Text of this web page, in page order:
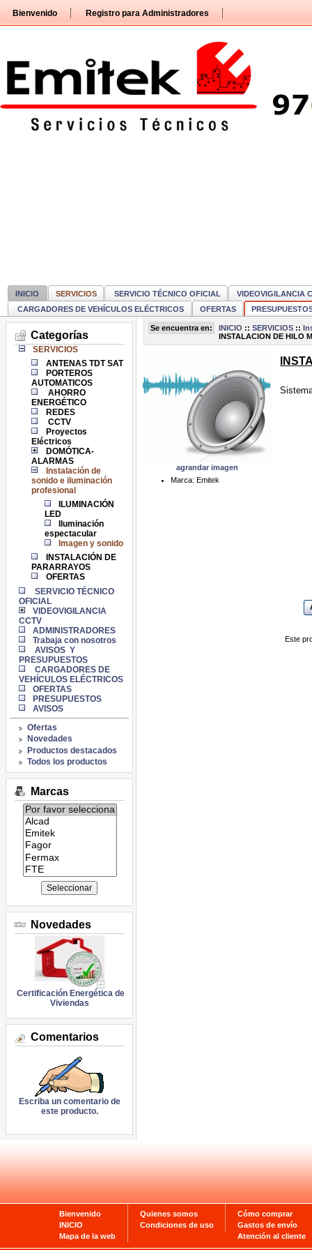
directamente
Bienvenido Registro para Administradores
INICIO SERVICIOS SERVICIO TÉCNICO OFICIAL
VIDEOVIGILANCIA
CARGADORES DE VEHÍCULOS ELÉCTRICOS
OFERTAS
Categorías
SERVICIOS
ANTENAS TDT SAT
PORTEROS
AUTOMATICOS
AHORRO
ENERGÉTICO
REDES
CCTV
Proyectos
Eléctricos
DOMÓTICA-
ALARMAS
Instalación de
sonido e iluminación
profesional
ILUMINACIÓN
LED
Iluminación
espectacular
Imagen y sonido
INSTALACIÓN DE
PARARRAYOS
OFERTAS
SERVICIO TÉCNICO
OFICIAL
VIDEOVIGILANCIA
CCTV
ADMINISTRADORES
Trabaja con nosotros
AVISOS Y
PRESUPUESTOS
CARGADORES DE
VEHÍCULOS ELÉCTRICOS
OFERTAS
PRESUPUESTOS
AVISOS
Ofertas
Novedades
Productos destacados
Todos los productos
Marcas
Listado
de
marcas:
Novedades
Certificación Energética de
Viviendas
Comentarios
Escriba un comentario de
este producto.
Se encuentra en: INICIO :: SERVICIOS::
INSTALACION DE HILO
agrandar imagen
Marca: Emitek
Este
Bienvenido
INICIO
Mapa de la web
Quienes somos
Condiciones de uso
Cómo comprar
Gastos de envío
Atención al cliente